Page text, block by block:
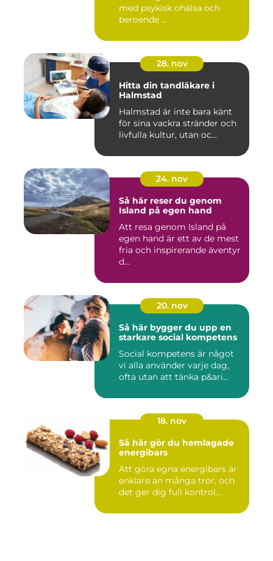
med psykisk ohälsa och
beroende ...
28. nov
Hitta din tandläkare i
Halmstad
Halmstad är inte bara känt
för sina vackra stränder och
livfulla kultur, utan oc...
24. nov
Så här reser du genom
Island på egen hand
Att resa genom Island på
egen hand är ett av de mest
fria och inspirerande äventyr
d...
20. nov
Så här bygger du upp en
starkare social kompetens
Social kompetens är något
vi alla använder varje dag,
ofta utan att tänka p&ari...
18. nov
Så här gör du hemlagade
energibars
Att göra egna energibars är
enklare än många tror, och
det ger dig full kontrol...